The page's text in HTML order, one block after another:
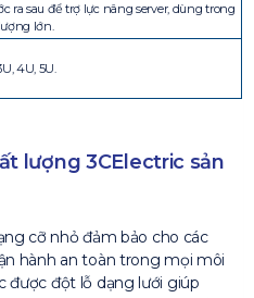
ra sau để trợ lực nâng server, dùng trong
lớn.
4U, 5U.
lượng 3CElectric sản
cỡ nhỏ đảm bảo cho các
hành an toàn trong mọi môi
được đột lỗ dạng lưới giúp